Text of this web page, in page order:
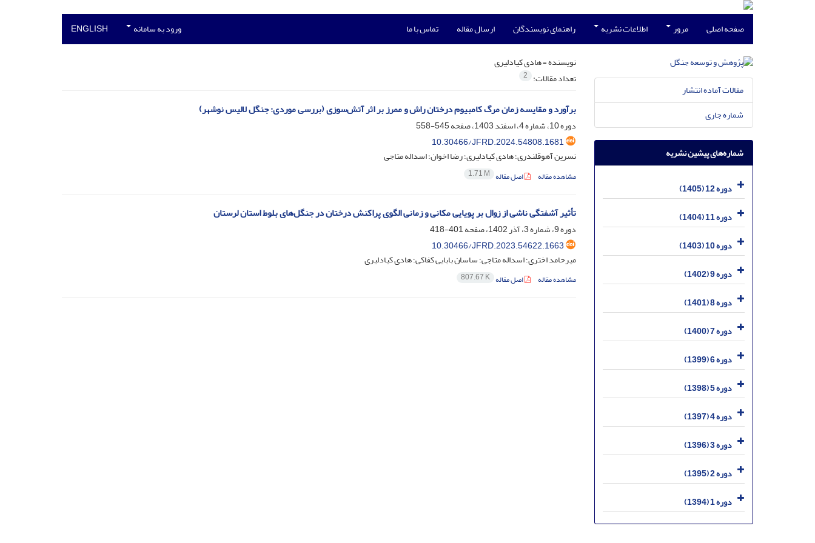
صفحه اصلی مرور اطلاعات نشریه راهنمای نویسندگان ارسال مقاله تماس با ما ورود به سامانه ENGLISH
نویسنده =هادی کیادلیری
تعداد مقالات: 2
برآورد و مقایسه زمان مرگ کامبیوم درختان راش و ممرز بر اثر آتش‌سوزی (بررسی موردی: جنگل لالیس نوشهر)
دوره 10، شماره 4، اسفند 1403، صفحه
545-558
10.30466/JFRD.2024.54808.1681
نسرین آهوقلندری؛ هادی کیادلیری؛ رضا اخوان؛ اسداله متاجی
مشاهده مقاله اصل مقاله 1.71 M
تأثیر آشفتگی ناشی از زوال بر پویایی مکانی و زمانی الگوی پراکنش درختان در جنگل‌های بلوط استان لرستان
دوره 9، شماره 3، آذر 1402، صفحه
401-418
10.30466/JFRD.2023.54622.1663
میرحامد اختری؛ اسداله متاجی؛ ساسان بابایی کفاکی؛ هادی کیادلیری
مشاهده مقاله اصل مقاله 807.67 K
مقالات آماده انتشار
شماره جاری
شماره‌های پیشین نشریه
دوره 12 (1405)
دوره 11 (1404)
دوره 10 (1403)
دوره 9 (1402)
دوره 8 (1401)
دوره 7 (1400)
دوره 6 (1399)
دوره 5 (1398)
دوره 4 (1397)
دوره 3 (1396)
دوره 2 (1395)
دوره 1 (1394)